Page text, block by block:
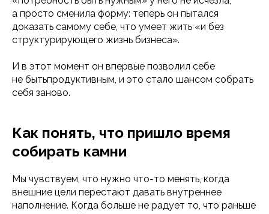
а просто сменила форму: теперь он пытался
доказать самому себе, что умеет жить «и без
структурирующего жизнь бизнеса».
И в этот момент он впервые позволил себе
не бытьпродуктивным, и это стало шансом собрать
себя заново.
Как понять, что пришло время
собирать камни
Мы чувствуем, что нужно что-то менять, когда
внешние цели перестают давать внутреннее
наполнение. Когда больше не радует то, что раньше